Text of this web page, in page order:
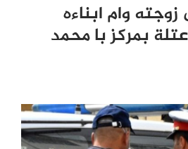
وام ابناءه
بمركز با محمد